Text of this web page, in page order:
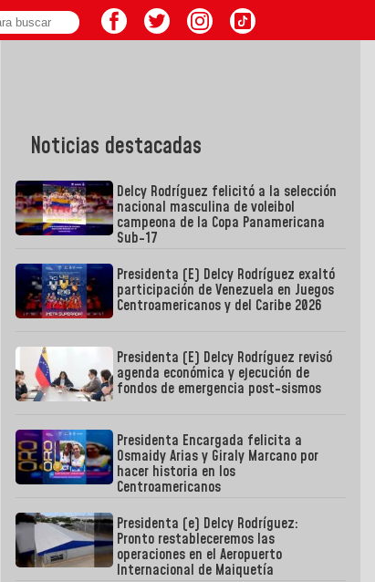
Noticias destacadas
Delcy Rodríguez felicitó a la selección
nacional masculina de voleibol
campeona de la Copa Panamericana
Sub-17
Presidenta (E) Delcy Rodríguez exaltó
participación de Venezuela en Juegos
Centroamericanos y del Caribe 2026
Presidenta (E) Delcy Rodríguez revisó
agenda económica y ejecución de
fondos de emergencia post-sismos
Presidenta Encargada felicita a
Osmaidy Arias y Giraly Marcano por
hacer historia en los
Centroamericanos
Presidenta (e) Delcy Rodríguez:
Pronto restableceremos las
operaciones en el Aeropuerto
Internacional de Maiquetía